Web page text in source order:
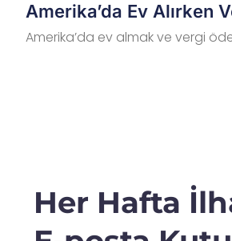
Amerika’da Ev Alırken
Amerika’da ev almak ve vergi
Her Hafta